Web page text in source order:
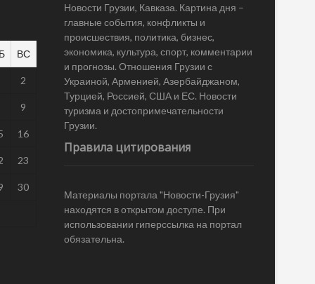
ВС
2
9
16
23
30
Новости Грузии, Кавказа. Картина дня –
главные события, конфликты и
происшествия, политика, бизнес,
экономика, культура, спорт, комментарии
и прогнозы. Отношения Грузии с
Украиной, Арменией, Азербайджаном,
Турцией, Россией, США и ЕС. Новости
туризма и достопримечательности
Грузии.
Правила цитирования
Материалы портала "Новости-Грузия"
находятся в открытом доступе. При
использовании гиперссылка на портал
обязательна.